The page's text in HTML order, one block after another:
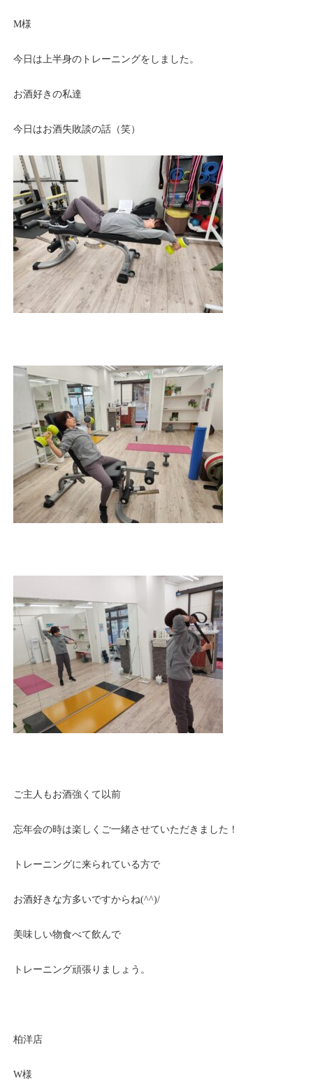
M様
今日は上半身のトレーニングをしました。
お酒好きの私達
今日はお酒失敗談の話（笑）
ご主人もお酒強くて以前
忘年会の時は楽しくご一緒させていただきました！
トレーニングに来られている方で
お酒好きな方多いですからね(^^)/
美味しい物食べて飲んで
トレーニング頑張りましょう。
柏洋店
W様